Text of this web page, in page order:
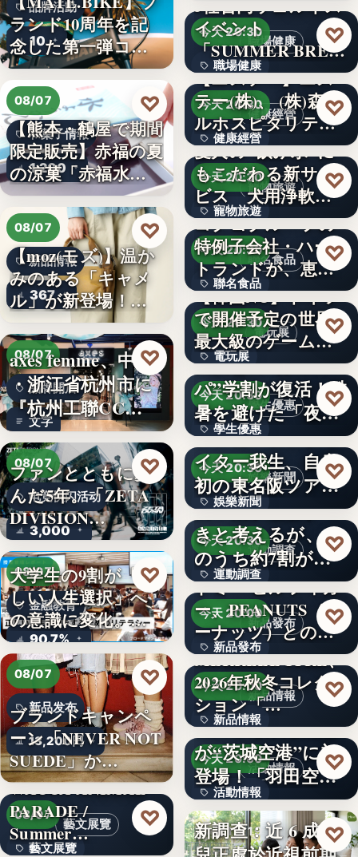
品牌活動
10
ランド10周年を記
念した第一弾コ…
08/07
和菓子情報
1,200
【熊本・鶴屋で期間
限定販売】赤福の夏
の涼菓「赤福水よ
うか…
♡
08/07
新品情報
367
【moz(モズ)】温か
みのある「キャメ
ル」が新登場！毎
♡
08/07
品牌開店
文字
axes femme、中国
・浙江省杭州市に
『杭州工聯CC…
♡
08/07
电竞快闪活动
3,000
ファンとともに歩
んだ5年。「ZETA
DIVISION…
♡
08/07
金融教育
90.7%
大学生の9割が「正
しい人生選択」へ
の意識に変化。ブ
ロード…
♡
08/07
新品发布
13,200円
ブランドキャンペ
ーン「NEVER NOT
SUEDE」か…
♡
藝文展覽
08/07
藝文展覽
WACCA ANIMAL
PARADE /
Summer…
♡
100億本
職場健康
今天 20:30
職場健康
82.0%
3社合同ウェルネス
イベント
「SUMMER BRE…
♡
健康經營
今天 20:30
健康經營
120
【エステー】エス
テー(株)、 (株)森ビ
ルホスピタリテ
ィ…
♡
寵物旅遊
今天 20:30
寵物旅遊
38
愛犬の"飲み水"に
もこだわる新サー
ビス 犬用浄軟水
器を全…
♡
聯名食品
今天 20:30
聯名食品
810円
コクヨグループの
特例子会社・ハー
トランドが、恵那
川上屋と…
♡
電玩展
今天 20:30
電玩展
3
【韓国NC】ドイツ
で開催予定の世界
最大級のゲームシ
ョウ「…
♡
學生優惠
今天 20:30
學生優惠
文字
大反響の“神コス
パ”学割が復活！酷
暑を避けた「夜
活」でエ…
♡
娛樂新聞
今天 20:30
娛樂新聞
文字
シンガーソングラ
イター我生、自身
初の東名阪ツアー
が開催決…
♡
運動調查
今天 20:30
運動調查
文字
約９割が運動すべ
きと考えるが、そ
のうち約7割が実
践できて…
♡
新品發布
今天 20:00
新品發布
12
トミー ヒルフィガ
ー、PEANUTS（ピ
ーナッツ）との
コ…
♡
新品情報
今天 20:00
新品情報
6
MERRELL 1TRL、
2026年秋冬コレク
ション「…
♡
活動情報
今天 20:00
活動情報
文字
羽田空港限定商品
が“茨城空港”に初
登場！「羽田空港
フェア…
♡
今天 18:19
新調查：近 6 成幼
♡